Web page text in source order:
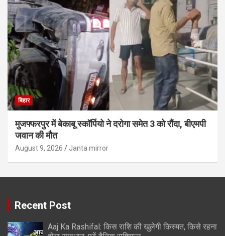
बिहार
मुजफ्फरपुर में बेकाबू स्कॉर्पियो ने दरोगा समेत 3 को रौंदा, बीएमपी
जवान की मौत
August 9, 2026 Janta mirror
Recent Post
Aaj Ka Rashifal: किस राशि की खुलेगी किस्मत, किसे रहना